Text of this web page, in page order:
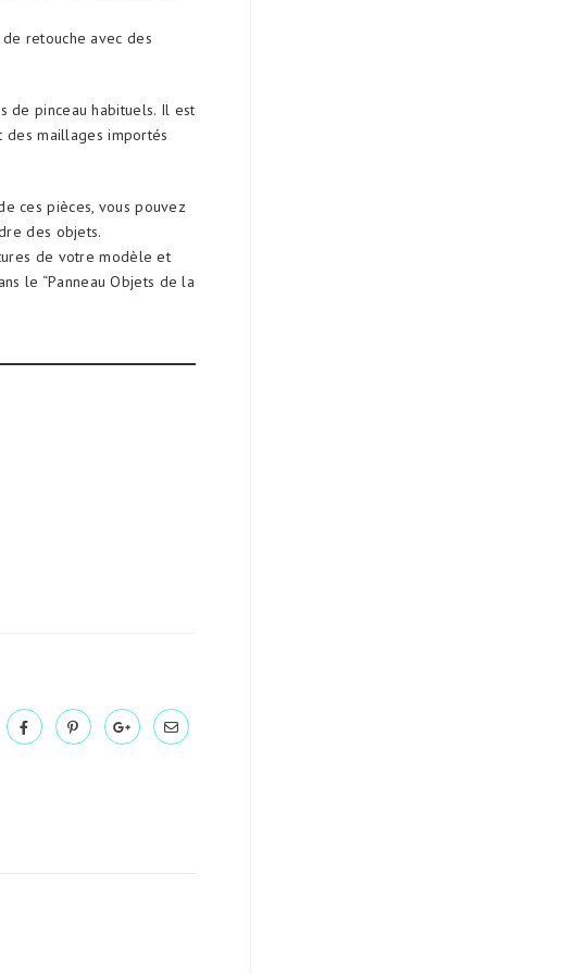
retouche avec des
de pinceau habituels. Il est
maillages importés
ces pièces, vous pouvez
des objets.
de votre modèle et
le “Panneau Objets de la